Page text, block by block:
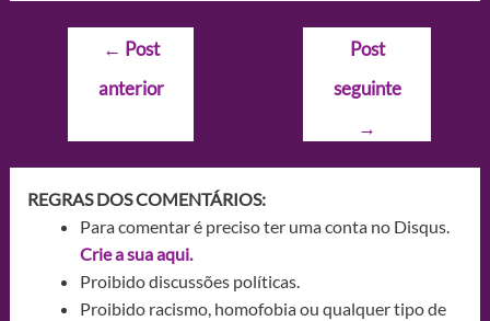
Navegação
Post
← Post
anterior
Post
seguinte
→
REGRAS DOS COMENTÁRIOS:
Para comentar é preciso ter uma conta no Disqus.
Crie a sua aqui.
Proibido discussões políticas.
Proibido racismo, homofobia ou qualquer tipo de